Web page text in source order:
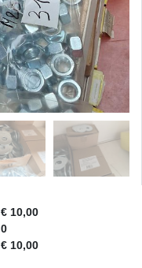
€ 10,00
0
€ 10,00